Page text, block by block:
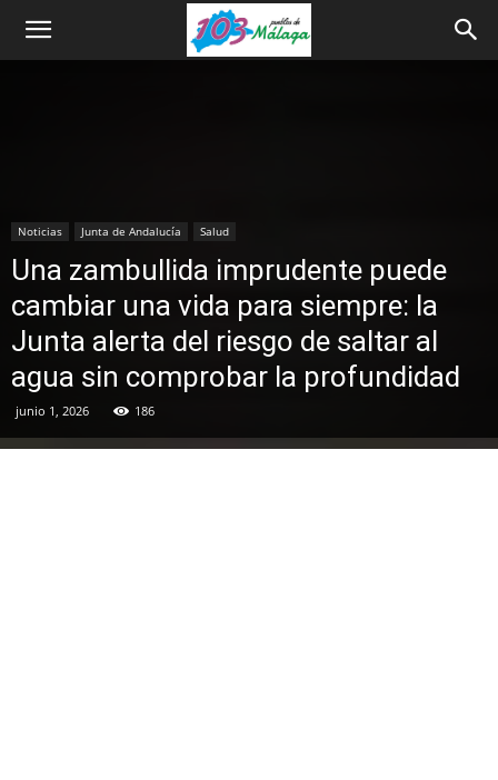
Noticias Junta de Andalucía Salud
Una zambullida imprudente puede
cambiar una vida para siempre: la
Junta alerta del riesgo de saltar al
agua sin comprobar la profundidad
junio 1, 2026 186